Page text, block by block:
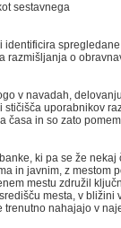
sestavnega
identificira
razmišljanja o
v navadah,
stičišča uporabnikov
časa in so zato
ki pa se že nekaj
in javnim, z mestom
mestu združil
mesta, v bližini
trenutno nahajajo v